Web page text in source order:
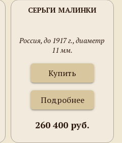
СЕРЬГИ МАЛИНКИ
Россия, до 1917 г., диаметр
11 мм.
Купить
Подробнее
260 400 руб.